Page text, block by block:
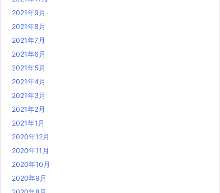
2021年9月
2021年8月
2021年7月
2021年6月
2021年5月
2021年4月
2021年3月
2021年2月
2021年1月
2020年12月
2020年11月
2020年10月
2020年9月